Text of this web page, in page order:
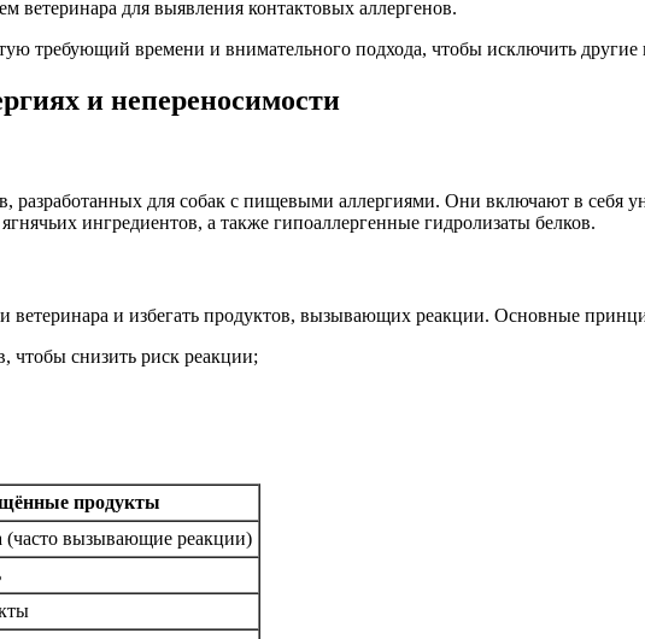
ветеринара для выявления контактовых аллергенов.
требующий времени и внимательного подхода, чтобы исключить
и непереносимости
для собак с пищевыми аллергиями. Они включают в себя
ингредиентов, а также гипоаллергенные гидролизаты белков.
ветеринара и избегать продуктов, вызывающих реакции. Основные
чтобы снизить риск реакции;
продукты
(часто вызывающие реакции)